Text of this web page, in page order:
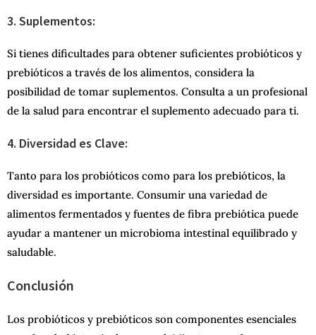
3. Suplementos:
Si tienes dificultades para obtener suficientes probióticos y
prebióticos a través de los alimentos, considera la
posibilidad de tomar suplementos. Consulta a un profesional
de la salud para encontrar el suplemento adecuado para ti.
4. Diversidad es Clave:
Tanto para los probióticos como para los prebióticos, la
diversidad es importante. Consumir una variedad de
alimentos fermentados y fuentes de fibra prebiótica puede
ayudar a mantener un microbioma intestinal equilibrado y
saludable.
Conclusión
Los probióticos y prebióticos son componentes esenciales